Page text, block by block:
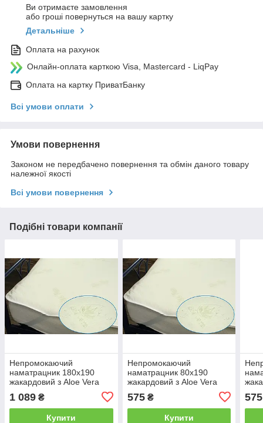
Ви отримаєте замовлення
або гроші повернуться на вашу картку
Детальніше
Оплата на рахунок
Онлайн-оплата карткою Visa, Mastercard - LiqPay
Оплата на картку ПриватБанку
Всі умови оплати
Умови повернення
Законом не передбачено повернення та обмін даного товару
належної якості
Всі умови повернення
Подібні товари компанії
Непромокаючий
наматрацник 180х190
жакардовий з Aloe Vera
1 089 ₴
Купити
Непромокаючий
наматрацник 80х190
жакардовий з Aloe Vera
575₴
Купити
575